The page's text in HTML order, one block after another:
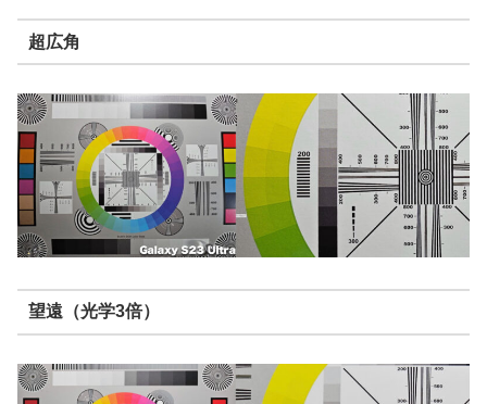
超広角
望遠（光学3倍）